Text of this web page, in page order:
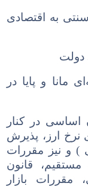
به اقتصادی
مانا و پایا در
اصل 44 قانون اساسی در کنار
نرخ ارز، پذیرش
) و نیز مقررات
قانون
مقررات بازار